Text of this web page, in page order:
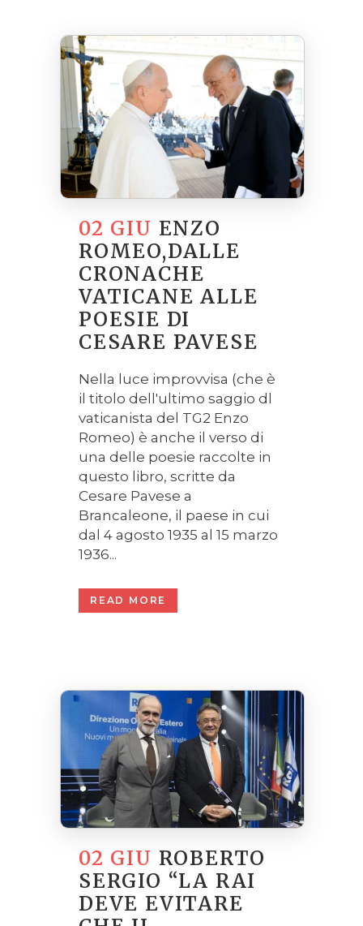
02 GIU ENZO
ROMEO,DALLE
CRONACHE
VATICANE ALLE
POESIE DI
CESARE PAVESE
Nella luce improvvisa (che è
il titolo dell'ultimo saggio dl
vaticanista del TG2 Enzo
Romeo) è anche il verso di
una delle poesie raccolte in
questo libro, scritte da
Cesare Pavese a
Brancaleone, il paese in cui
dal 4 agosto 1935 al 15 marzo
1936...
READ MORE
02 GIU ROBERTO
SERGIO “LA RAI
DEVE EVITARE